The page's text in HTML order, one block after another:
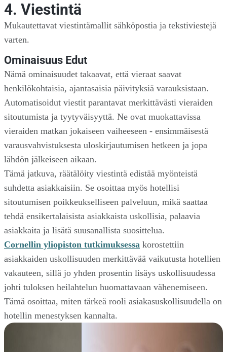
4. Viestintä
Mukautettavat viestintämallit sähköpostia ja tekstiviestejä
varten.
Ominaisuus Edut
Nämä ominaisuudet takaavat, että vieraat saavat
henkilökohtaisia, ajantasaisia päivityksiä varauksistaan.
Automatisoidut viestit parantavat merkittävästi vieraiden
sitoutumista ja tyytyväisyyttä. Ne ovat muokattavissa
vieraiden matkan jokaiseen vaiheeseen - ensimmäisestä
varausvahvistuksesta uloskirjautumisen hetkeen ja jopa
lähdön jälkeiseen aikaan.
Tämä jatkuva, räätälöity viestintä edistää myönteistä
suhdetta asiakkaisiin. Se osoittaa myös hotellisi
sitoutumisen poikkeukselliseen palveluun, mikä saattaa
tehdä ensikertalaisista asiakkaista uskollisia, palaavia
asiakkaita ja lisätä suusanallista suosittelua.
Cornellin yliopiston tutkimuksessa korostettiin
asiakkaiden uskollisuuden merkittävää vaikutusta hotellien
vakauteen, sillä jo yhden prosentin lisäys uskollisuudessa
johti tuloksen heilahtelun huomattavaan vähenemiseen.
Tämä osoittaa, miten tärkeä rooli asiakasuskollisuudella on
hotellin menestyksen kannalta.